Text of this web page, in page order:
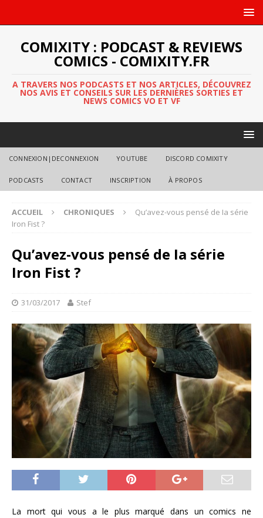
COMIXITY : PODCAST & REVIEWS
COMICS - COMIXITY.FR
A TRAVERS NOS PODCASTS ET NOS ARTICLES, DÉCOUVREZ
NOS AVIS ET CONSEILS SUR LES DERNIÈRES SORTIES ET
NEWS COMICS VO ET VF
CONNEXION|DECONNEXION YOUTUBE DISCORD COMIXITY
PODCASTS CONTACT INSCRIPTION À PROPOS
ACCUEIL CHRONIQUES
Qu’avez-vous pensé de Ia série
Iron Fist ?
Qu’avez-vous pensé de Ia série
Iron Fist ?
31/03/2017 Stef
La mort qui vous a le plus marqué dans un comics ne